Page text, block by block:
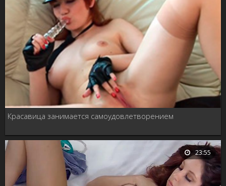
Красавица занимается самоудовлетворением
23:55